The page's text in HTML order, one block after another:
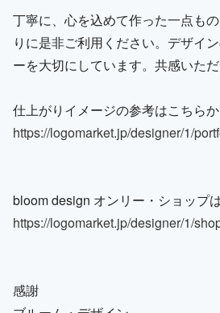
丁寧に、心を込めて作った一点も
りに是非ご利用ください。デザイ
ーを大切にしています。共感いただ
仕上がりイメージの参考はこちら
https://logomarket.jp/designer/1/
bloom design オンリー・ショップ
https://logomarket.jp/designer/1/
感謝